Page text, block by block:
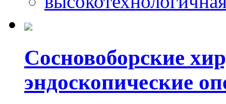
Сосновоборские
эндоскопические